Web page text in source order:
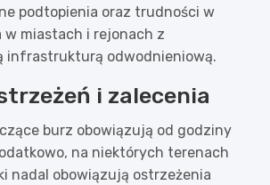
podtopienia oraz trudności w
w miastach i rejonach z
infrastrukturą odwodnieniową.
i zalecenia
burz obowiązują od godziny
na niektórych terenach
nadal obowiązują ostrzeżenia